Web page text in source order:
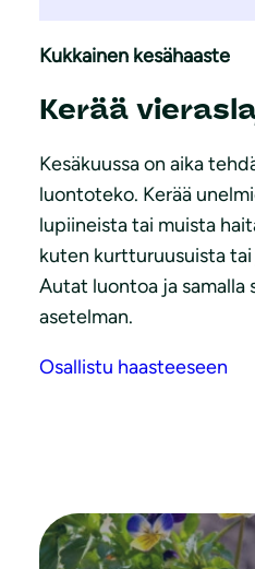
Kukkainen kesähaaste
Kerää
Kesäkuussa on aika
luontoteko. Kerää
lupiineista tai muista
kuten kurtturuusuista
Autat luontoa ja samalla
asetelman.
Osallistu haasteeseen